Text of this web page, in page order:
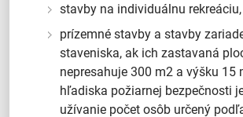
stavby na individuálnu rekreáciu,
prízemné stavby a stavby
staveniska, ak ich zastavaná
nepresahuje 300 m2 a výšku 15
hľadiska požiarnej bezpečnosti
užívanie počet osôb určený